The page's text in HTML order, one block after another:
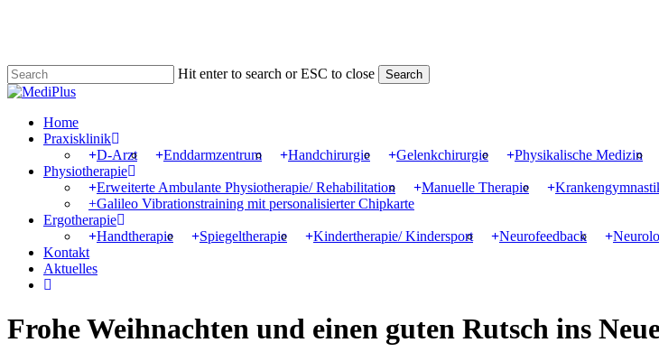
content
Hit enter to search or ESC to close Search
Close
Menu
Home
Praxisklinik
D-Arzt
Enddarmzentrum Handchirurgie Gelenkchirurgie Physikalische Medizin
Physiotherapie
Erweiterte Ambulante Physiotherapie/ Rehabilitation
Manuelle Therapie
+Galileo Vibrationstraining mit personalisierter Chipkarte
Ergotherapie
Handtherapie
Spiegeltherapie Kindertherapie/ Kindersport Neurofeedback
Kontakt
Aktuelles
instagram
Frohe Weihnachten und einen guten Rutsch ins